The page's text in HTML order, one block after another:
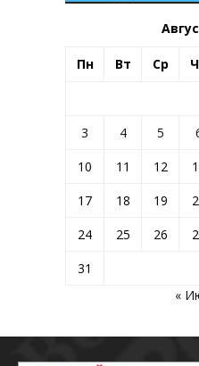
Пн Вт Ср
3
4 5
10
11 12
17
18 19
24
25 26
31
«